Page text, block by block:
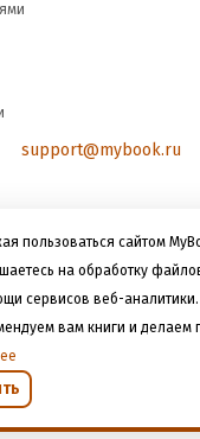
пользоваться сайтом
на обработку
сервисов веб-
вам книги и делаем
support@mybook.ru
в